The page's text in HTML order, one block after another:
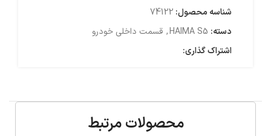
شناسه محصول: 74122
دسته: HAIMA S5
, قسمت داخلی خودرو
اشتراک گذاری:
محصولات مرتبط